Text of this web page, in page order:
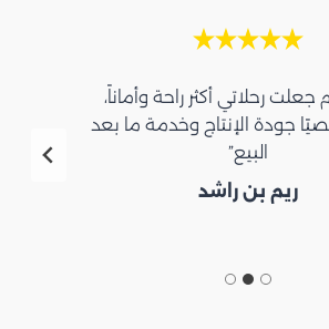
جعلت رحلاتي أكثر راحة وأماناً،
جودة الإنتاج وخدمة ما بعد
البيع”
ريم بن راشد